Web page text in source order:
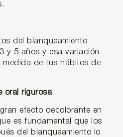
del blanqueamiento
y 5 años y esa variación
medida de tus hábitos de
oral rigurosa
efecto decolorante en
es fundamental que los
del blanqueamiento lo